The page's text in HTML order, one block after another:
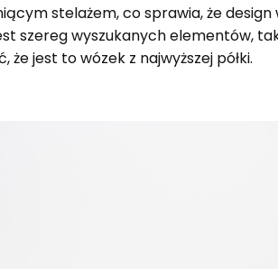
stelażem, co sprawia, że
szereg wyszukanych elementów,
jest to wózek z najwyższej półki.